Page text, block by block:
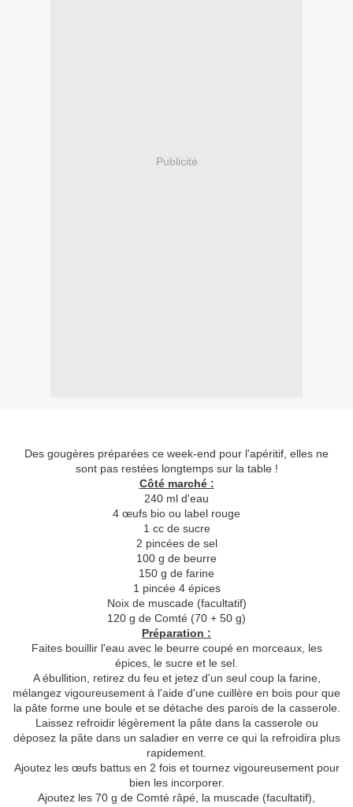
Publicité
Des gougères préparées ce week-end pour l'apéritif, elles ne
sont pas restées longtemps sur la table !
Côté marché :
240 ml d'eau
4 œufs bio ou label rouge
1 cc de sucre
2 pincées de sel
100 g de beurre
150 g de farine
1 pincée 4 épices
Noix de muscade (facultatif)
120 g de Comté (70 + 50 g)
Préparation :
Faites bouillir l'eau avec le beurre coupé en morceaux, les
épices, le sucre et le sel.
A ébullition, retirez du feu et jetez d'un seul coup la farine,
mélangez vigoureusement à l'aide d'une cuillère en bois pour que
la pâte forme une boule et se détache des parois de la casserole.
Laissez refroidir légèrement la pâte dans la casserole ou
déposez la pâte dans un saladier en verre ce qui la refroidira plus
rapidement.
Ajoutez les œufs battus en 2 fois et tournez vigoureusement pour
bien les incorporer.
Ajoutez les 70 g de Comté râpé, la muscade (facultatif),